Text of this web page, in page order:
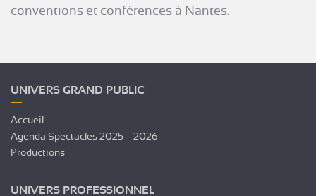
conventions et conférences à Nantes.
UNIVERS GRAND PUBLIC
Accueil
Agenda Spectacles 2025 – 2026
Productions
UNIVERS PROFESSIONNEL